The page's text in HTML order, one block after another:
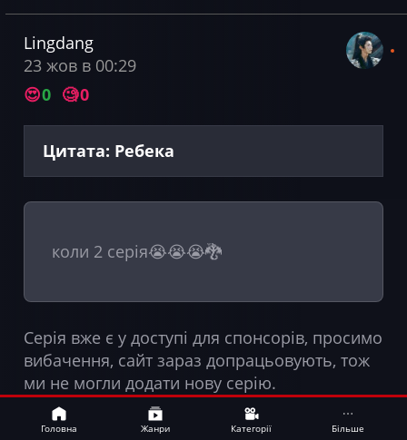
Bamboo
UA
Головна Жанри Категорії Більше
Lingdang
23 жов в 00:29
😍0 🧐0
Цитата: Ребека
коли 2 серія😭😭😭🐉
Серія вже є у доступі для спонсорів, просимо
вибачення, сайт зараз допрацьовують, тож
ми не могли додати нову серію.
А 3 серія вже у перекладі. Обіцяють
смачненьке 😘